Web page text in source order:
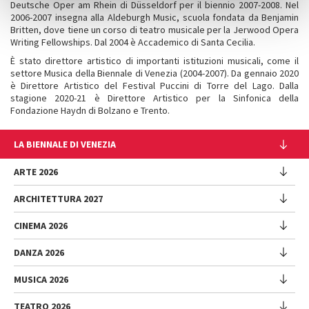
Deutsche Oper am Rhein di Düsseldorf per il biennio 2007-2008. Nel
2006-2007 insegna alla Aldeburgh Music, scuola fondata da Benjamin
Britten, dove tiene un corso di teatro musicale per la Jerwood Opera
Writing Fellowships. Dal 2004 è Accademico di Santa Cecilia.
È stato direttore artistico di importanti istituzioni musicali, come il
settore Musica della Biennale di Venezia (2004-2007). Da gennaio 2020
è Direttore Artistico del Festival Puccini di Torre del Lago. Dalla
stagione 2020-21 è Direttore Artistico per la Sinfonica della
Fondazione Haydn di Bolzano e Trento.
LA BIENNALE DI VENEZIA
L'Istituzione
Cariche istituzionali
Storia
Luoghi
Sponsorship
Sostenibilità ambientale
ARTE 2026
Esposizione
Intervento di Pietrangelo Buttafuoco
Intervento di Koyo Kouoh / La squadra di Koyo Kouoh
Partecipazioni Nazionali
ARCHITETTURA 2027
Mostra
Partecipazioni Nazionali (procedura)
Eventi Collaterali (procedura)
CINEMA 2026
Mostra
Venice Immersive
DANZA 2026
Festival
MUSICA 2026
TEATRO 2026